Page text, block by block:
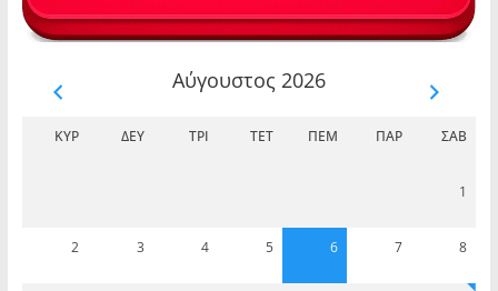
Αύγουστος 2026
ΚΥΡ ΔΕΥ ΤΡΊ ΤΕΤ ΠΈΜ ΠΑΡ ΣΆΒ
1
2 3 4 5 6 7 8